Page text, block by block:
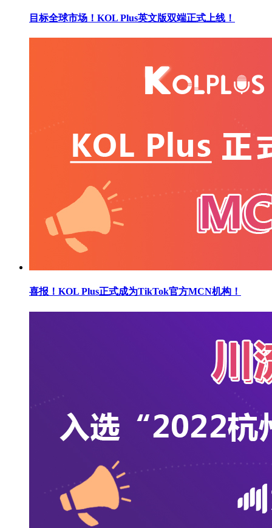
目标全球市场！KOL Plus英文版双端正式上线！
喜报！KOL Plus正式成为TikTok官方MCN机构！